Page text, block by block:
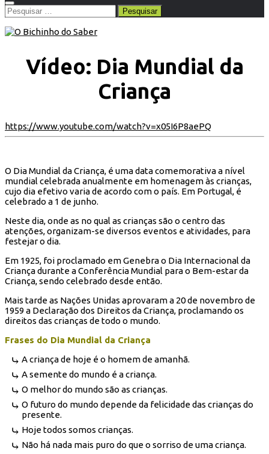
Pesquisar
por:
Vídeo: Dia Mundial da
Criança
https://www.youtube.com/watch?v=x05I6P8aePQ
O Dia Mundial da Criança, é uma data comemorativa a nível
mundial celebrada anualmente em homenagem às crianças,
cujo dia efetivo varia de acordo com o país. Em Portugal, é
celebrado a 1 de junho.
Neste dia, onde as no qual as crianças são o centro das
atenções, organizam-se diversos eventos e atividades, para
festejar o dia.
Em 1925, foi proclamado em Genebra o Dia Internacional da
Criança durante a Conferência Mundial para o Bem-estar da
Criança, sendo celebrado desde então.
Mais tarde as Nações Unidas aprovaram a 20 de novembro de
1959 a Declaração dos Direitos da Criança, proclamando os
direitos das crianças de todo o mundo.
Frases do Dia Mundial da Criança
A criança de hoje é o homem de amanhã.
A semente do mundo é a criança.
O melhor do mundo são as crianças.
O futuro do mundo depende da felicidade das crianças do
presente.
Hoje todos somos crianças.
Não há nada mais puro do que o sorriso de uma criança.